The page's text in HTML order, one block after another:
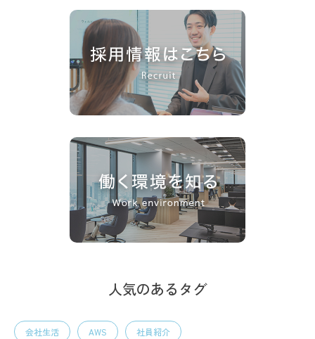
人気のあるタグ
会社生活 AWS 社員紹介